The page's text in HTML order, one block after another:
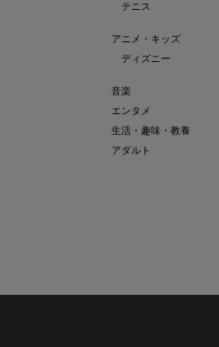
テニス
アニメ・キッズ
ディズニー
音楽
エンタメ
生活・趣味・教養
アダルト